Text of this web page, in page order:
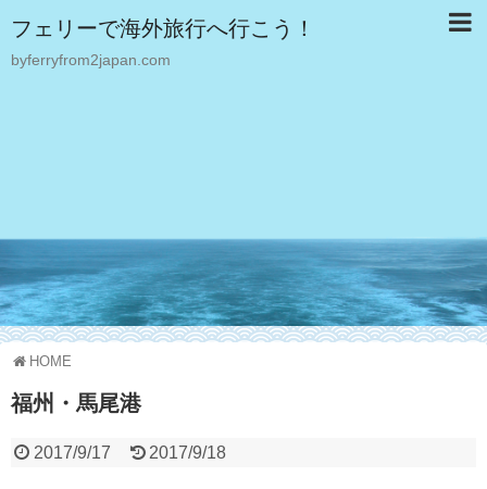
フェリーで海外旅行へ行こう！
byferryfrom2japan.com
HOME
福州・馬尾港
2017/9/17 2017/9/18